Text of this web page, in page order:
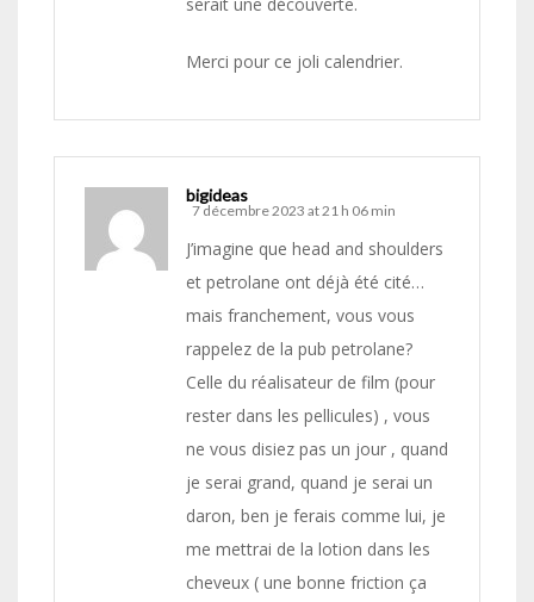
Merci pour ce joli calendrier.
bigideas
7 décembre 2023 at 21 h 06 min
J’imagine que head and shoulders
et petrolane ont déjà été cité…
mais franchement, vous vous
rappelez de la pub petrolane?
Celle du réalisateur de film (pour
rester dans les pellicules) , vous
ne vous disiez pas un jour , quand
je serai grand, quand je serai un
daron, ben je ferais comme lui, je
me mettrai de la lotion dans les
cheveux ( une bonne friction ça